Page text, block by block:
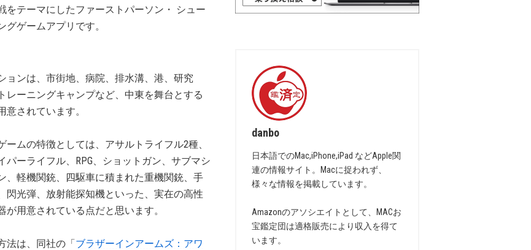
をテーマにしたファーストパーソン・ シュー
グゲームアプリです。
ョンは、市街地、病院、排水溝、港、研究
レーニングキャンプなど、中東を舞台とする
意されています。
ームの特徴としては、アサルトライフル2種、
パーライフル、RPG、ショットガン、サブマシ
、軽機関銃、四駆車に積まれた重機関銃、手
閃光弾、放射能探知機といった、実在の高性
が用意されている点だと思います。
法は、同社の「ブラザーインアームズ：アワ
danbo
日本語でのMac,iPhone,iPad などApple関
連の情報サイト。Macに捉われず、
様々な情報を掲載しています。
Amazonのアソシエイトとして、MACお
宝鑑定団は適格販売により収入を得て
います。